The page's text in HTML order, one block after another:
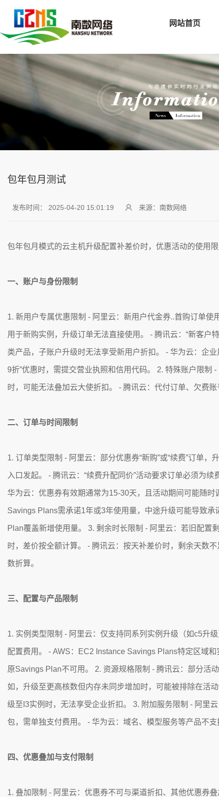
网站首页
包年包月测试
发布时间： 2025-04-20 15:01:19 来源：南数网络
包年包月模式的云主机升级配置补差价时，优惠活动的使用
一、账户与身份限制
1. 新用户专属优惠限制 - 阿里云：新用户代金券..首购订单
用于新购实例，升级订单无法直接使用。 - 腾讯云：“新客
类产品，子账户升级时无法享受新用户折扣。 - 华为云：企
9折”优惠时，需提交营业执照和信用代码。 2. 特殊账户限
时，可能无法叠加云大使折扣。 - 腾讯云：代付订单、欠费
二、订单与时间限制
1. 订单类型限制 - 阿里云：部分优惠券“新购”或“续费”订单
入口发起。 - 腾讯云：“续费升配同价”活动要求订单必须为
华为云：优惠券有效期通常为15-30天，且活动期间可能随
Savings Plans需承诺1年或3年使用量，中途升级可能导致
Plan覆盖新增使用量。 3. 剩余时长限制 - 阿里云：若旧配
时，差价按全额计算。 - 腾讯云：按天补差价时，剩余天数
数折算。
三、配置与产品限制
1. 实例类型限制 - 阿里云：仅支持同系列实例升级（如c5升
配置费用。 - AWS：EC2 Instance Savings Plans特定区域
原Savings Plan不可用。 2. 资源规格限制 - 腾讯云：部分活
如，升级至更高核数但内存未同步增加时，可能被排除在活
级至I3实例时，无法享受企业折扣。 3. 附加服务限制 - 阿里
包，需单独支付费用。 - 华为云：域名、模型服务等产品不
四、优惠叠加与支付限制
1. 叠加限制 - 阿里云：优惠券不可与渠道折扣、其他优惠券